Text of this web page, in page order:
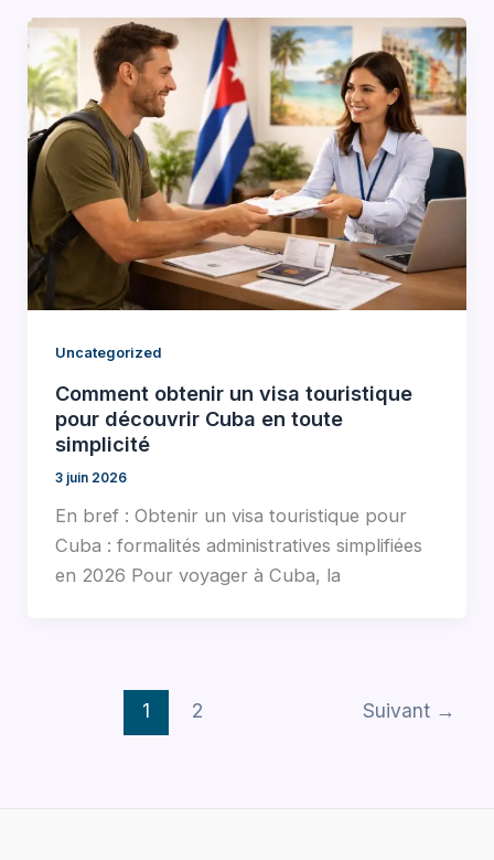
Uncategorized
Comment obtenir un visa touristique
pour découvrir Cuba en toute
simplicité
3 juin 2026
En bref : Obtenir un visa touristique pour
Cuba : formalités administratives simplifiées
en 2026 Pour voyager à Cuba, la
1 2 Suivant →